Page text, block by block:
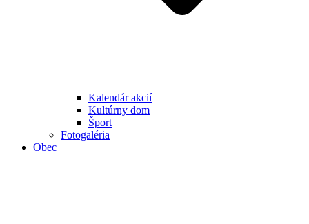
Kalendár akcií
Kultúrny dom
Šport
Fotogaléria
Obec